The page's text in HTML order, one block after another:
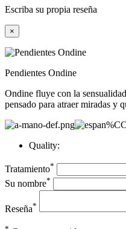
Escriba su propia reseña
×
Pendientes Ondine
Ondine fluye con la
pensado para atraer miradas y
Quality:
Tratamiento*
Su nombre*
Reseña*